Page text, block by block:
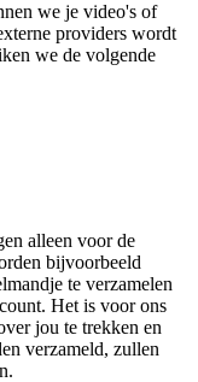
we je video's of
providers wordt
we de volgende
alleen voor de
bijvoorbeeld
te verzamelen
Het is voor ons
jou te trekken en
verzameld, zullen